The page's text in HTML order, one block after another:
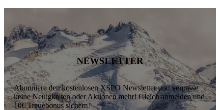
NEWSLETTER
Abonniere den kostenlosen XSPO Newsletter und verpasse
keine Neuigkeiten oder Aktionen mehr! Gleich anmelden und
10€ Treuebonus sichern!